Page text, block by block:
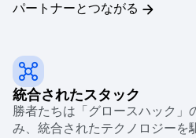
パートナーとつながる
統合されたスタック
勝者たちは「グロースハック」
み、統合されたテクノロジーを